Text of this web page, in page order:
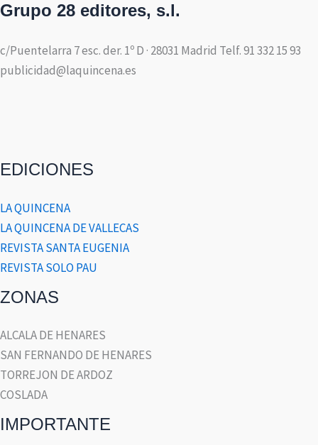
Grupo 28 editores, s.l.
c/Puentelarra 7 esc. der. 1º D · 28031 Madrid Telf. 91 332 15 93
publicidad@laquincena.es
EDICIONES
LA QUINCENA
LA QUINCENA DE VALLECAS
REVISTA SANTA EUGENIA
REVISTA SOLO PAU
ZONAS
ALCALA DE HENARES
SAN FERNANDO DE HENARES
TORREJON DE ARDOZ
COSLADA
IMPORTANTE